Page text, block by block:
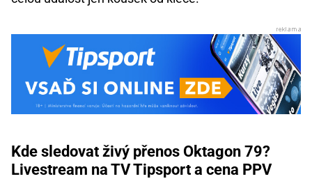
Kde sledovat živý přenos Oktagon 79?
Livestream na TV Tipsport a cena PPV